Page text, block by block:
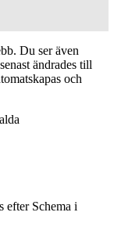
Du ser även
ändrades till
och
efter Schema i